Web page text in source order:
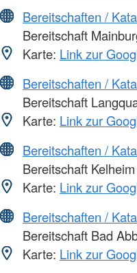
Bereitschaften /
Bereitschaft
Karte: Link zur
Bereitschaften /
Bereitschaft
Karte: Link zur
Bereitschaften /
Bereitschaft Kelheim
Karte: Link zur
Bereitschaften /
Bereitschaft Bad
Karte: Link zur